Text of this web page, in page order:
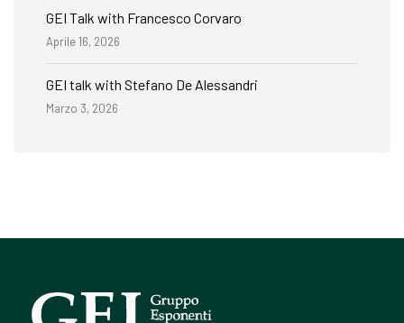
GEI Talk with Francesco Corvaro
Aprile 16, 2026
GEI talk with Stefano De Alessandri
Marzo 3, 2026